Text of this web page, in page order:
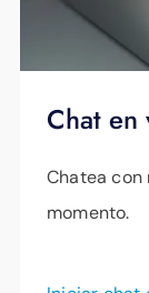
Chat en
Chatea con
momento.